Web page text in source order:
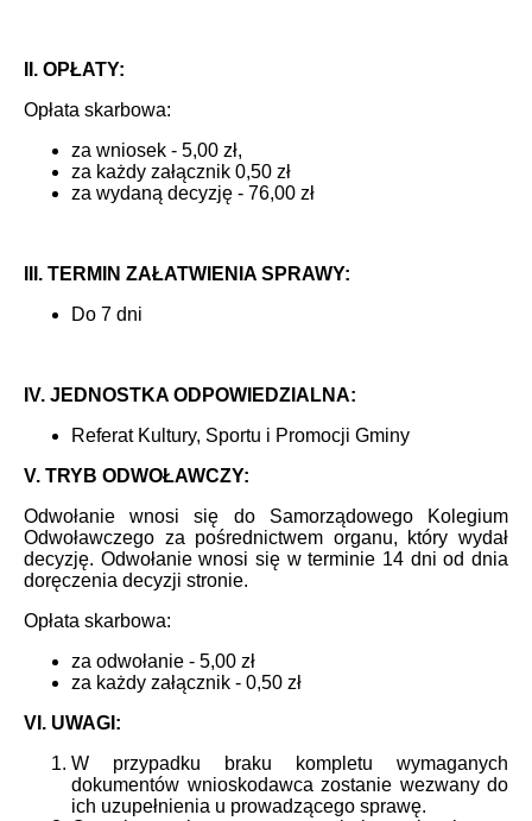
II. OPŁATY:
Opłata skarbowa:
za wniosek - 5,00 zł,
za każdy załącznik 0,50 zł
za wydaną decyzję - 76,00 zł
III. TERMIN ZAŁATWIENIA SPRAWY:
Do 7 dni
IV. JEDNOSTKA ODPOWIEDZIALNA:
Referat Kultury, Sportu i Promocji Gminy
V. TRYB ODWOŁAWCZY:
Odwołanie wnosi się do Samorządowego Kolegium
Odwoławczego za pośrednictwem organu, który wydał
decyzję. Odwołanie wnosi się w terminie 14 dni od dnia
doręczenia decyzji stronie.
Opłata skarbowa:
za odwołanie - 5,00 zł
za każdy załącznik - 0,50 zł
VI. UWAGI:
W przypadku braku kompletu wymaganych
dokumentów wnioskodawca zostanie wezwany do
ich uzupełnienia u prowadzącego sprawę.